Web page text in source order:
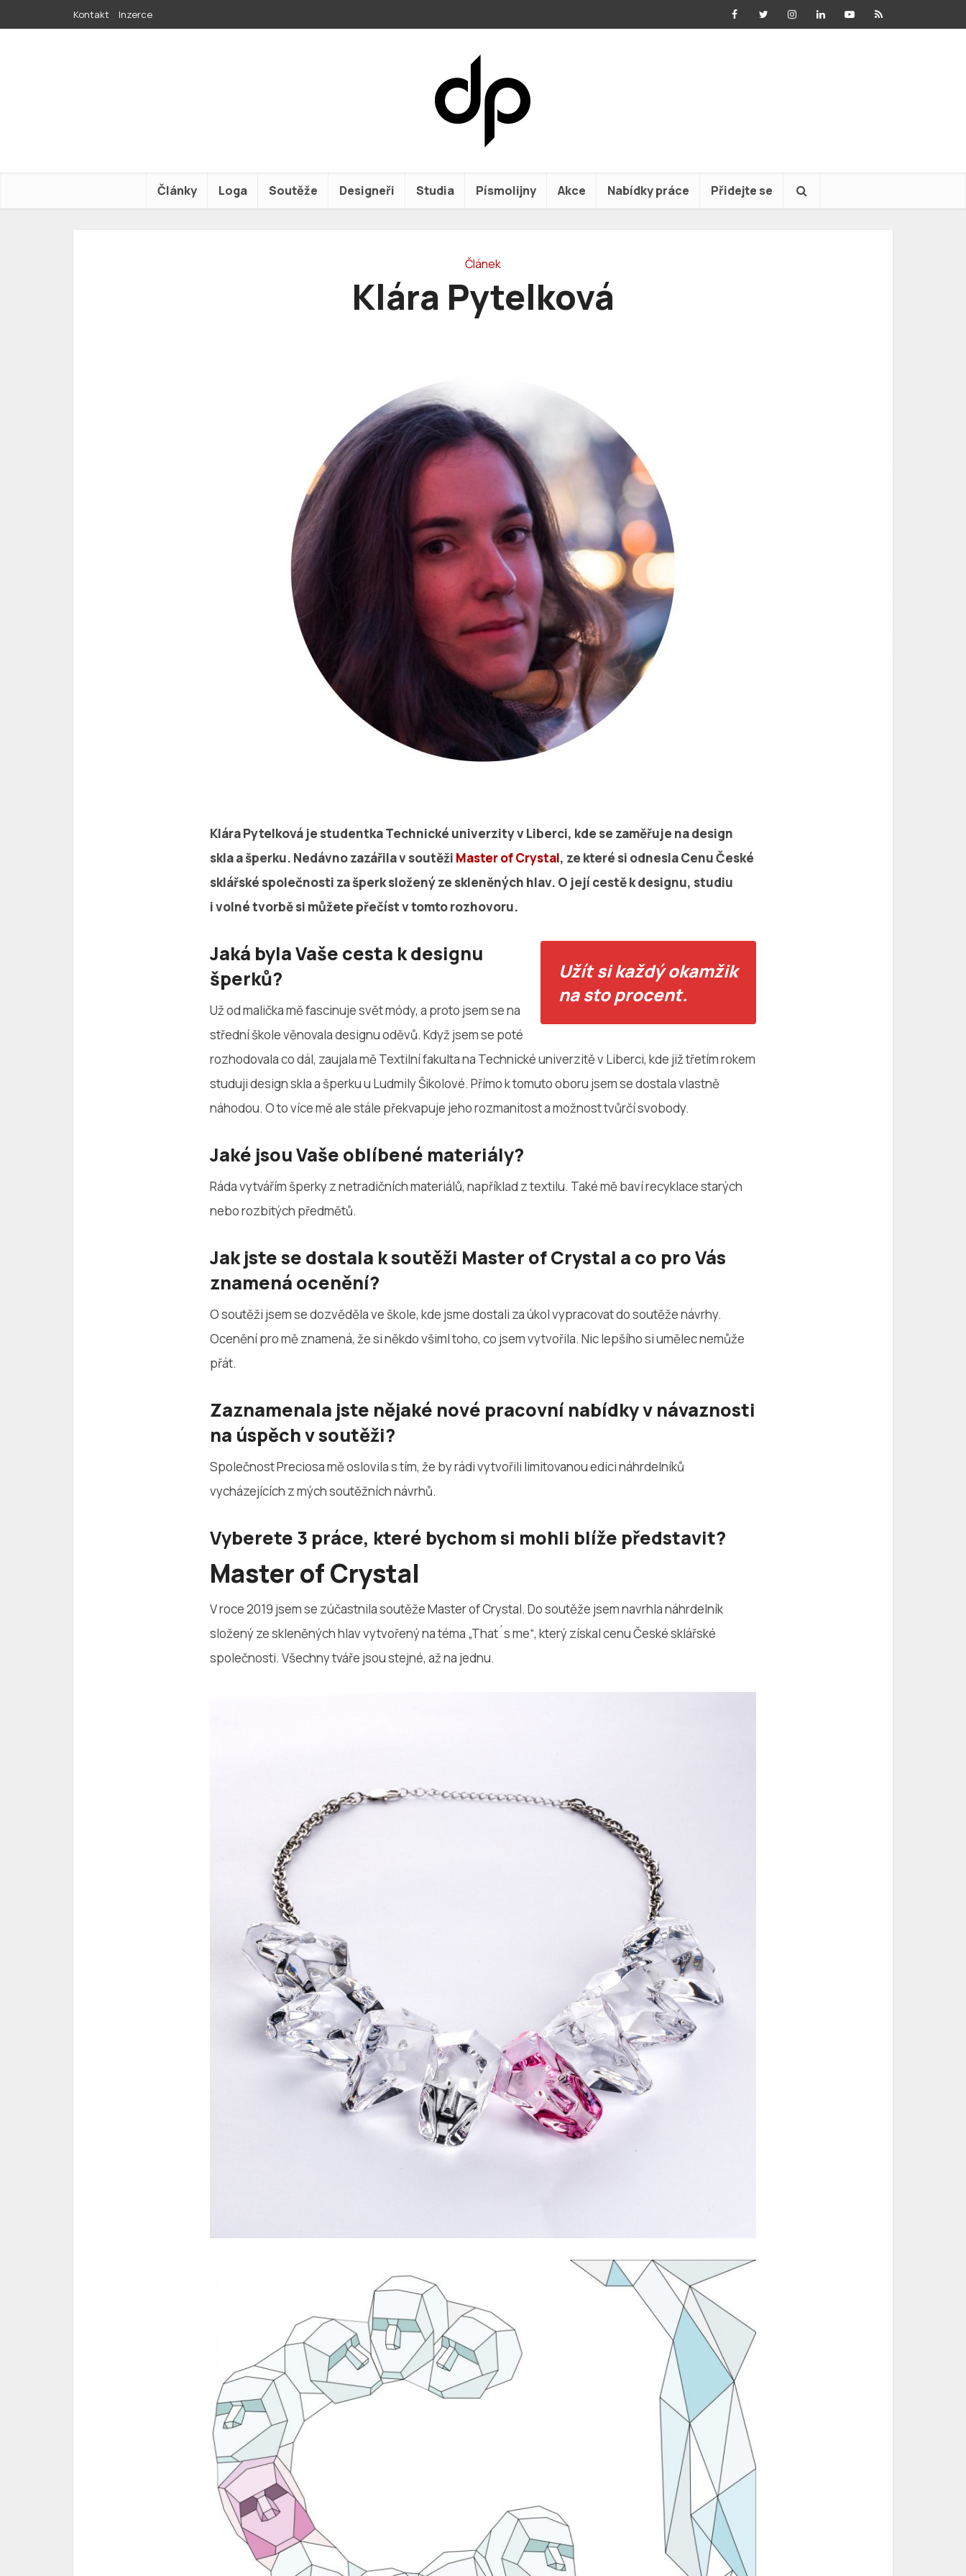
Kontakt Inzerce
Články Loga Soutěže Designeři Studia Písmolijny Akce Nabídky práce Přidejte se
Článek
Klára Pytelková
Klára Pytelková je studentka Technické univerzity v Liberci, kde se zaměřuje na design
skla a šperku. Nedávno zazářila v soutěži Master of Crystal, ze které si odnesla Cenu České
sklářské společnosti za šperk složený ze skleněných hlav. O její cestě k designu, studiu
i volné tvorbě si můžete přečíst v tomto rozhovoru.
Užít si každý okamžik
na sto procent.
Jaká byla Vaše cesta k designu
šperků?
Už od malička mě fascinuje svět módy, a proto jsem se na
střední škole věnovala designu oděvů. Když jsem se poté
rozhodovala co dál, zaujala mě Textilní fakulta na Technické univerzitě v Liberci, kde již třetím rokem
studuji design skla a šperku u Ludmily Šikolové. Přímo k tomuto oboru jsem se dostala vlastně
náhodou. O to více mě ale stále překvapuje jeho rozmanitost a možnost tvůrčí svobody.
Jaké jsou Vaše oblíbené materiály?
Ráda vytvářím šperky z netradičních materiálů, například z textilu. Také mě baví recyklace starých
nebo rozbitých předmětů.
Jak jste se dostala k soutěži Master of Crystal a co pro Vás
znamená ocenění?
O soutěži jsem se dozvěděla ve škole, kde jsme dostali za úkol vypracovat do soutěže návrhy.
Ocenění pro mě znamená, že si někdo všiml toho, co jsem vytvořila. Nic lepšího si umělec nemůže
přát.
Zaznamenala jste nějaké nové pracovní nabídky v návaznosti
na úspěch v soutěži?
Společnost Preciosa mě oslovila s tím, že by rádi vytvořili limitovanou edici náhrdelníků
vycházejících z mých soutěžních návrhů.
Vyberete 3 práce, které bychom si mohli blíže představit?
Master of Crystal
V roce 2019 jsem se zúčastnila soutěže Master of Crystal. Do soutěže jsem navrhla náhrdelník
složený ze skleněných hlav vytvořený na téma „That´s me“, který získal cenu České sklářské
společnosti. Všechny tváře jsou stejné, až na jednu.